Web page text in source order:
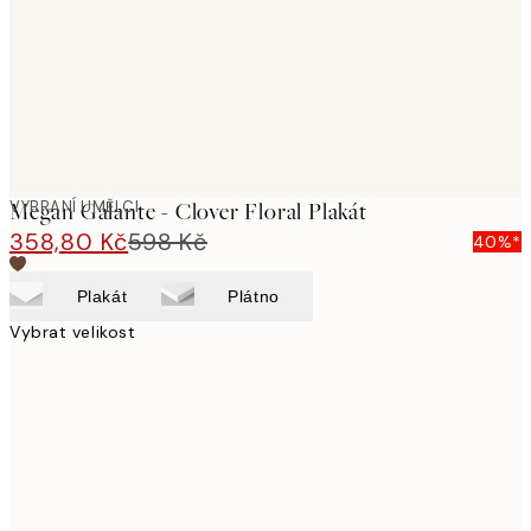
VYBRANÍ UMĚLCI
Megan Galante - Clover Floral Plakát
358,80 Kč598 Kč 40%*
Plakát Plátno
Vybrat velikost